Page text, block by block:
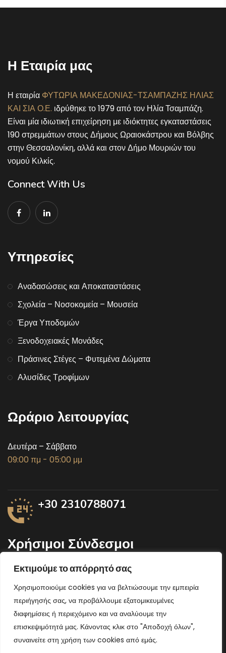
Εκτιμούμε το απόρρητό σας
Χρησιμοποιούμε cookies για να βελτιώσουμε την εμπειρία
περιήγησής σας, να προβάλλουμε εξατομικευμένες
διαφημίσεις ή περιεχόμενο και να αναλύουμε την
επισκεψιμότητά μας. Κάνοντας κλικ στο "Αποδοχή όλων",
συναινείτε στη χρήση των cookies από εμάς.
Η Εταιρία μας
Η εταιρία ΦΥΤΩΡΙΑ ΜΑΚΕΔΟΝΙΑΣ-ΤΣΑΜΠΑΖΗΣ ΗΛΙΑΣ
ΚΑΙ ΣΙΑ Ο.Ε. ιδρύθηκε το 1979 από τον Ηλία Τσαμπάζη.
Είναι μία ιδιωτική επιχείρηση με ιδιόκτητες εγκαταστάσεις
190 στρεμμάτων στους Δήμους Ωραιοκάστρου και Βόλβης
στην Θεσσαλονίκη, αλλά και στον Δήμο Μουριών του
νομού Κιλκίς.
Connect With Us
Υπηρεσίες
Αναδασώσεις και Αποκαταστάσεις
Σχολεία – Νοσοκομεία – Μουσεία
Έργα Υποδομών
Ξενοδοχειακές Μονάδες
Πράσινες Στέγες – Φυτεμένα Δώματα
Αλυσίδες Τροφίμων
Ωράριο λειτουργίας
Δευτέρα – Σάββατο
09:00 πμ - 05:00 μμ
+30 2310788071
Χρήσιμοι Σύνδεσμοι
Υπουργείο αγροτικής ανάπτυξης
Περιφέρεια Κεντρικής Μακεδονίας
Υπουργείο Οικονομικών